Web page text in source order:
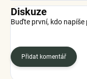
Diskuze
Buďte první, kdo
Přidat komentář